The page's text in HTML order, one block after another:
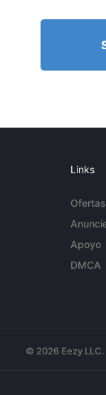
Links
Ofertas
Apoyo
DMCA
© 2026 Eezy